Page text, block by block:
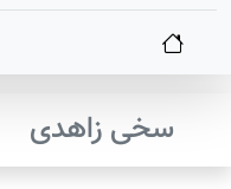
سخی زاهدی